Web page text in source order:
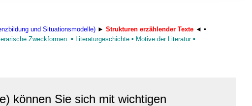
der Dienste
und Situationsmodelle) ► Strukturen erzählender Texte ◄ ▪
Zweckformen ▪ Literaturgeschichte ▪ Motive der Literatur▪
können Sie sich mit wichtigen